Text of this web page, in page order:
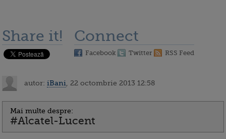
Share it! Connect
Facebook Twitter RSS Feed
autor: iBani , 22 octombrie 2013 12:58
Mai multe despre:
#Alcatel-Lucent